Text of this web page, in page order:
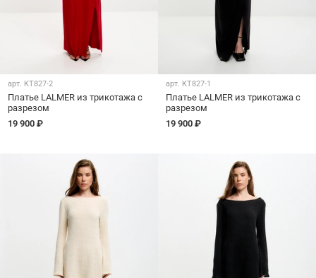
арт. KT827-2
Платье LALMER из трикотажа с
разрезом
19 900 ₽
арт. KT827-1
Платье LALMER из трикотажа с
разрезом
19 900 ₽